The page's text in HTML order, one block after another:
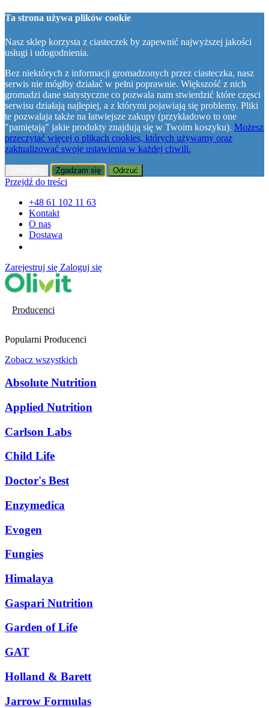
Ta strona używa plików cookie
Nasz sklep korzysta z ciasteczek by zapewnić najwyższej jakości
usługi i udogodnienia.
Bez niektórych z informacji gromadzonych przez ciasteczka, nasz
serwis nie mógłby działać w pełni poprawnie. Większość z nich
gromadzi dane statystyczne co pozwala nam stwierdzić które częsci
serwisu działają najlepiej, a z którymi pojawiają się problemy. Pliki
te pozwalaja także na łatwiejsze zakupy (przykładowo to one
"pamiętają" jakie produkty znajdują się w Twoim koszyku). Możesz
przeczytać więcej o plikach cookies, których używamy oraz
zaktualizować swoje ustawienia w każdej chwili.
Zgadzam się Odrzuć
Przejdź do treści
+48 61 102 11 63
Kontakt
O nas
Dostawa
Zarejestruj się Zaloguj się
Producenci
Popularni Producenci
Zobacz wszystkich
Absolute Nutrition
Applied Nutrition
Carlson Labs
Child Life
Doctor's Best
Enzymedica
Evogen
Fungies
Himalaya
Gaspari Nutrition
Garden of Life
GAT
Holland & Barett
Jarrow Formulas